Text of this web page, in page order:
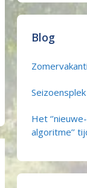
Blog
Seizoensplek
Het
algoritme’’